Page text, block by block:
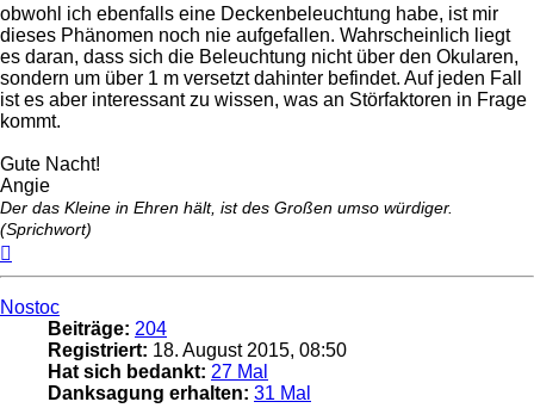
obwohl ich ebenfalls eine Deckenbeleuchtung habe, ist mir
dieses Phänomen noch nie aufgefallen. Wahrscheinlich liegt
es daran, dass sich die Beleuchtung nicht über den Okularen,
sondern um über 1 m versetzt dahinter befindet. Auf jeden Fall
ist es aber interessant zu wissen, was an Störfaktoren in Frage
kommt.
Gute Nacht!
Angie
Der das Kleine in Ehren hält, ist des Großen umso würdiger.
(Sprichwort)
Nostoc
Beiträge: 204
Registriert: 18. August 2015, 08:50
Hat sich bedankt: 27 Mal
Danksagung erhalten: 31 Mal